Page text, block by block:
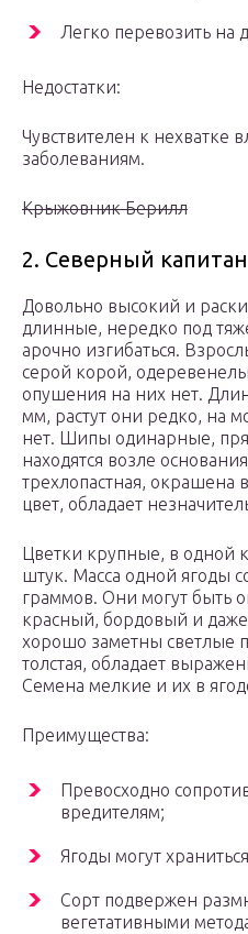
Легко перевозить на
Недостатки:
Чувствителен к нехватке
заболеваниям.
Крыжовник Берилл
2. Северный капитан
Довольно высокий и
длинные, нередко под
арочно изгибаться.
серой корой,
опушения на них нет.
мм, растут они редко, на
нет. Шипы одинарные,
находятся возле
трехлопастная,
цвет, обладает
Цветки крупные, в одной
штук. Масса одной ягоды
граммов. Они могут быть
красный, бордовый и
хорошо заметны светлые
толстая, обладает
Семена мелкие и их в
Преимущества:
Превосходно
вредителям;
Ягоды могут
Сорт подвержен
вегетативными